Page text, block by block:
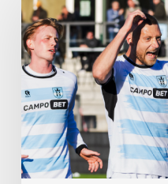
nyt
kapitel
begynder
FC
Helsingør